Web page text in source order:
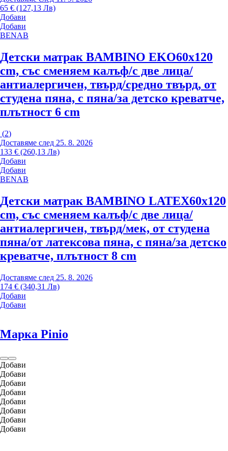
65 € (127,13 Лв)
Добави
Добави
BENAB
Детски матрак BAMBINO EKO60x120
cm, със сменяем калъф/с две лица/
антиалергичен, твърд/средно твърд, от
студена пяна, с пяна/за детско креватче,
плътност 6 cm
(2)
Доставяме след 25. 8. 2026
133 € (260,13 Лв)
Добави
Добави
BENAB
Детски матрак BAMBINO LATEX60x120
cm, със сменяем калъф/с две лица/
антиалергичен, твърд/мек, от студена
пяна/от латексова пяна, с пяна/за детско
креватче, плътност 8 cm
Доставяме след 25. 8. 2026
174 € (340,31 Лв)
Добави
Добави
Марка Pinio
Добави
Добави
Добави
Добави
Добави
Добави
Добави
Добави